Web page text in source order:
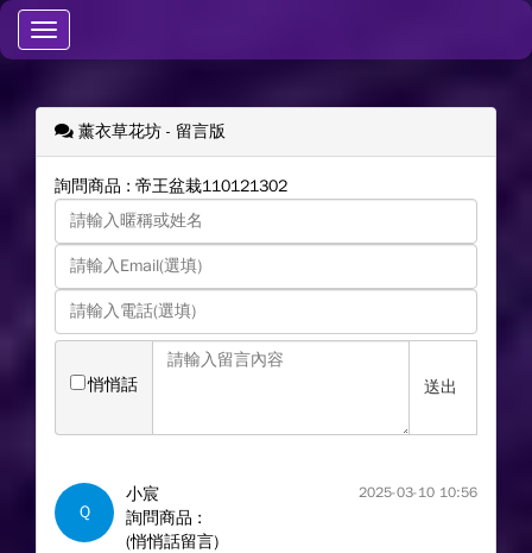
Toggle
navigation
薰衣草花坊 - 留言版
詢問商品 : 帝王盆栽110121302
悄悄話 送出
Q
小宸 2025-03-10 10:56
詢問商品 :
(悄悄話留言)